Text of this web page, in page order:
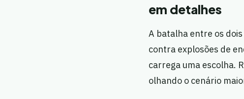
em detalhes
A batalha entre os
contra explosões de
carrega uma escolha.
olhando o cenário